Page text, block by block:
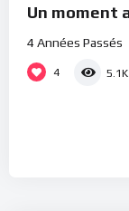
Un moment
4 Années Passés
4 5.1K